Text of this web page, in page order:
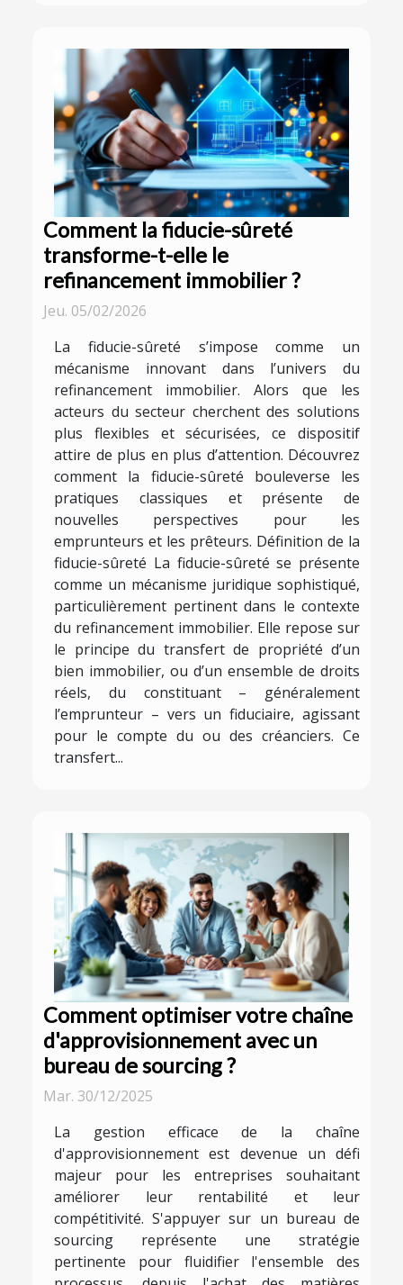
Comment la fiducie-sûreté
transforme-t-elle le
refinancement immobilier ?
Jeu. 05/02/2026
La fiducie-sûreté s’impose comme un
mécanisme innovant dans l’univers du
refinancement immobilier. Alors que les
acteurs du secteur cherchent des solutions
plus flexibles et sécurisées, ce dispositif
attire de plus en plus d’attention. Découvrez
comment la fiducie-sûreté bouleverse les
pratiques classiques et présente de
nouvelles perspectives pour les
emprunteurs et les prêteurs. Définition de la
fiducie-sûreté La fiducie-sûreté se présente
comme un mécanisme juridique sophistiqué,
particulièrement pertinent dans le contexte
du refinancement immobilier. Elle repose sur
le principe du transfert de propriété d’un
bien immobilier, ou d’un ensemble de droits
réels, du constituant – généralement
l’emprunteur – vers un fiduciaire, agissant
pour le compte du ou des créanciers. Ce
transfert...
Comment optimiser votre chaîne
d'approvisionnement avec un
bureau de sourcing ?
Mar. 30/12/2025
La gestion efficace de la chaîne
d'approvisionnement est devenue un défi
majeur pour les entreprises souhaitant
améliorer leur rentabilité et leur
compétitivité. S'appuyer sur un bureau de
sourcing représente une stratégie
pertinente pour fluidifier l'ensemble des